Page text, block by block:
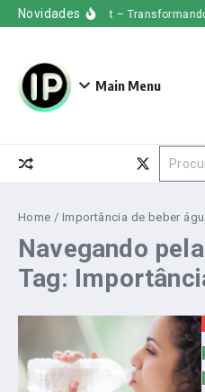
Ir para o conteúdo
Novidades
Uber Freight –
Main Menu
Home / Importância de beber
Navegando pela
Tag: